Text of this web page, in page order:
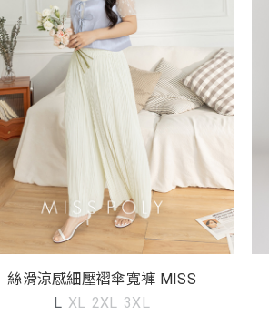
絲滑涼感細壓褶傘寬褲 MISS
L XL 2XL 3XL